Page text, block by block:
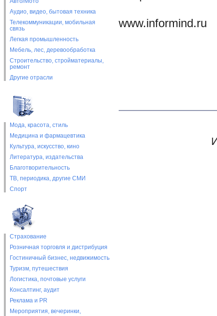
Аудио, видео, бытовая техника
Телекоммуникации, мобильная
связь
Легкая промышленность
Мебель, лес, деревообработка
Строительство, стройматериалы,
ремонт
Другие отрасли
Мода, красота, стиль
Медицина и фармацевтика
Культура, искусство, кино
Литература, издательства
Благотворительность
ТВ, периодика, другие СМИ
Спорт
Страхование
Розничная торговля и дистрибуция
Гостиничный бизнес, недвижимость
Туризм, путешествия
Логистика, почтовые услуги
Консалтинг, аудит
Реклама и PR
Мероприятия, вечеринки,
www.informind.ru